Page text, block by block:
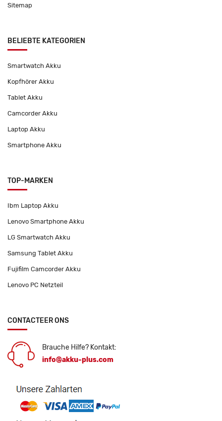
Sitemap
BELIEBTE KATEGORIEN
Smartwatch Akku
Kopfhörer Akku
Tablet Akku
Camcorder Akku
Laptop Akku
Smartphone Akku
TOP-MARKEN
Ibm Laptop Akku
Lenovo Smartphone Akku
LG Smartwatch Akku
Samsung Tablet Akku
Fujifilm Camcorder Akku
Lenovo PC Netzteil
CONTACTEER ONS
Brauche Hilfe? Kontakt:
info@akku-plus.com